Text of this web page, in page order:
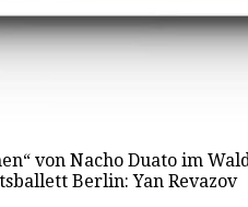
von Nacho Duato im
Berlin: Yan Revazov